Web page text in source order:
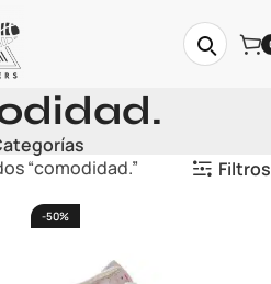
“comodidad.” Filtros
-50%